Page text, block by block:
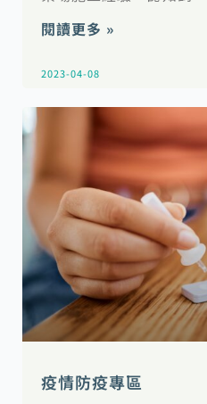
閱讀更多 »
2023-04-08
疫情防疫專區